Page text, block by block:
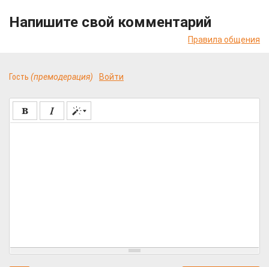
Напишите свой комментарий
Правила общения
Гость (премодерация) Войти